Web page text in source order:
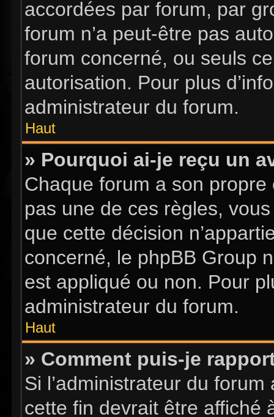
accordées par forum, par
forum n’a peut-être pas
forum concerné, ou seuls
autorisation. Pour plus
administrateur du forum.
Haut
» Pourquoi ai-je reçu un
Chaque forum a son
pas une de ces règles,
que cette décision
concerné, le phpBB Group
est appliqué ou non. Pour
administrateur du forum.
Haut
» Comment puis-je
Si l’administrateur du
cette fin devrait être affiché